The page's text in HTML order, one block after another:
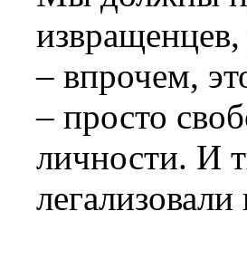
извращенцев,
– впрочем,
– просто
личности. И